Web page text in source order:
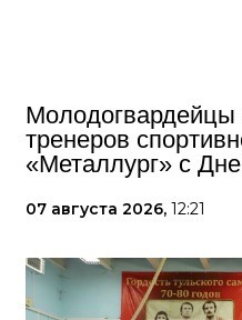
Молодогвардейцы
тренеров
«Металлург» с
07 августа 2026, 12:21